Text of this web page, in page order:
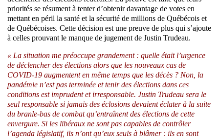
priorités se résument à tenter d’obtenir davantage de votes en
mettant en péril la santé et la sécurité de millions de Québécois et
de Québécoises. Cette décision est une preuve de plus qui s’ajoute
à celles prouvant le manque de jugement de Justin Trudeau.
« La situation me préoccupe grandement : quelle était l’urgence
de déclencher des élections alors que les nouveaux cas de
COVID-19 augmentent en même temps que les décès ? Non, la
pandémie n’est pas terminée et tenir des élections dans ces
conditions est imprudent et irresponsable. Justin Trudeau sera le
seul responsable si jamais des éclosions devaient éclater à la suite
du branle-bas de combat qu’entraînent des élections de cette
envergure. Si les libéraux ne sont pas capables de contrôler
l’agenda législatif, ils n’ont qu’eux seuls à blâmer : ils en sont